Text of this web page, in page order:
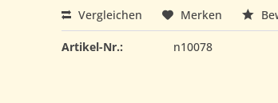
Vergleichen Merken
Artikel-Nr.: n10078